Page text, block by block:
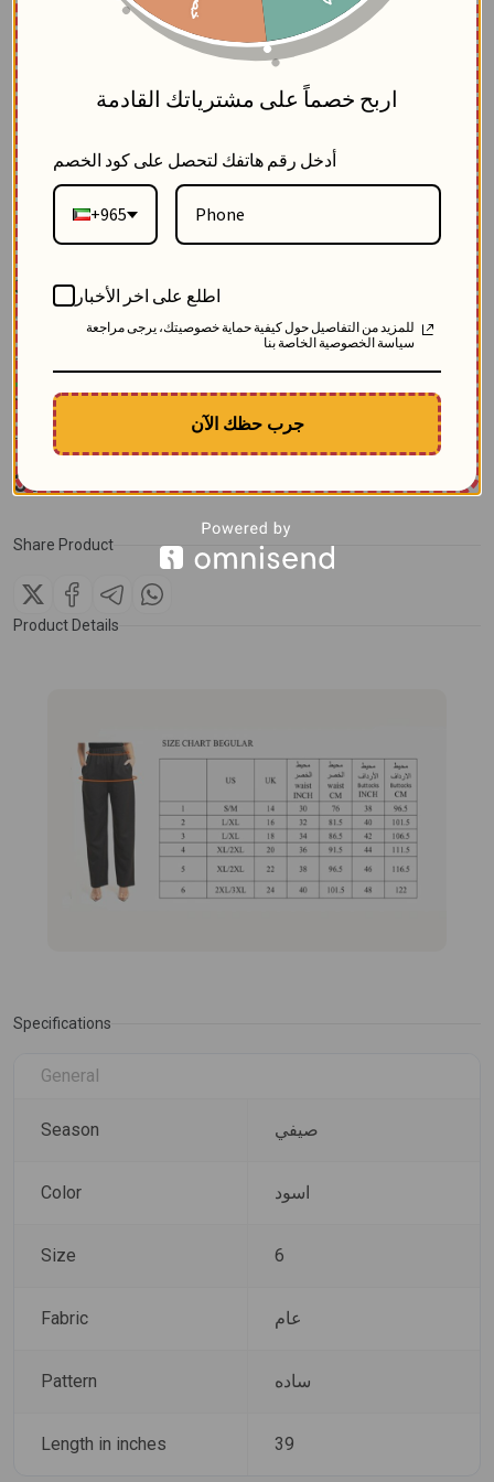
Crepe Pants - Black - 6
Description
Comfortable and modern women's trousers crafted from crepe fabric,
featuring a straight cut with a full waist tie, offering a stylish and practical
look
38.88$
Share Product
Product Details
Specifications
General
Season صيفي
Color اسود
Size 6
Fabric عام
Pattern ساده
Length in inches 39
اربح خصماً على مشترياتك القادمة
أدخل رقم هاتفك لتحصل على كود الخصم
+965
اطلع على اخر الأخبار
للمزيد من التفاصيل حول كيفية حماية خصوصيتك، يرجى مراجعة
سياسة الخصوصية الخاصة بنا
جرب حظك الآن